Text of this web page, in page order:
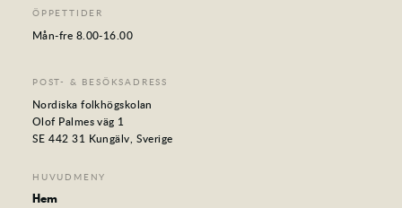
ÖPPETTIDER
Mån-fre 8.00-16.00
POST- & BESÖKSADRESS
Nordiska folkhögskolan
Olof Palmes väg 1
SE 442 31 Kungälv, Sverige
HUVUDMENY
Hem